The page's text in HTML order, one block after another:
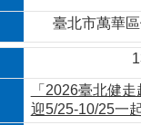
臺北市萬華
「2026臺北健
迎5/25-10/25一